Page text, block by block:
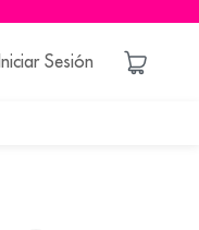
Iniciar Sesión